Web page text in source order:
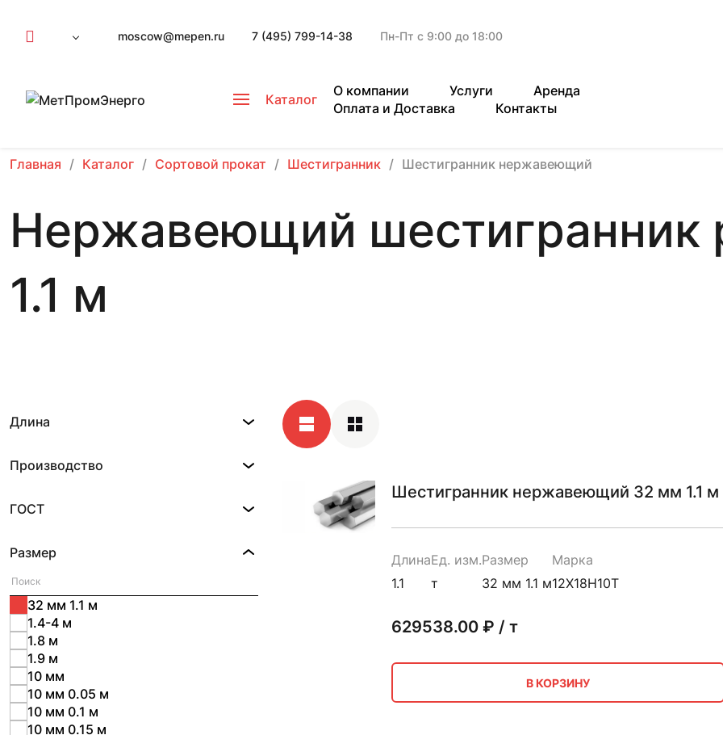
moscow@mepen.ru 7 (495) 799-14-38 Пн-Пт с 9:00 до 18:00
Каталог
О компании Услуги
Аренда
Оплата и Доставка
Контакты
Главная Каталог Сортовой прокат Шестигранник Шестигранник нержавеющий
Нержавеющий шестигранник
1.1 м
Длина
Производство
ГОСТ
Размер
1.4-4 м
1.8 м
1.9 м
10 мм
10 мм 0.05 м
10 мм 0.1 м
10 мм 0.15 м
32 мм 1.1 м
Шестигранник нержавеющий 32 мм 1.1 м
Длина
1.1
Ед. изм.
т
Размер
32 мм 1.1 м
Марка
12Х18Н10Т
629538.00₽ / т
В КОРЗИНУ